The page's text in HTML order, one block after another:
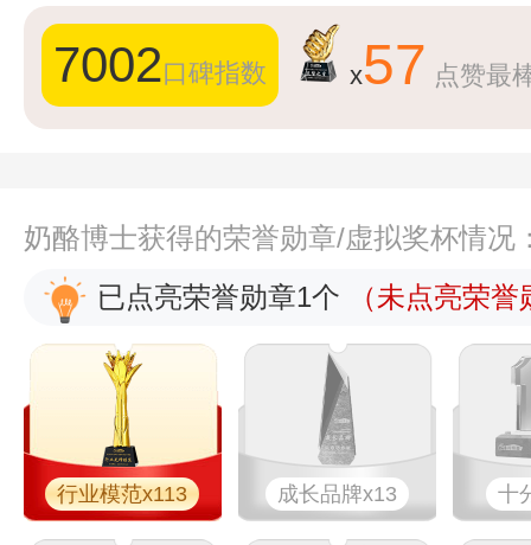
7002口碑指数 x57 点赞最
奶酪博士获得的荣誉勋章/虚拟奖杯情况
已点亮荣誉勋章1个
（未点亮荣
行业模范x113 成长品牌x13 十